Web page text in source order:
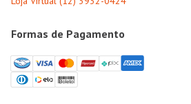
Formas de Pagamento